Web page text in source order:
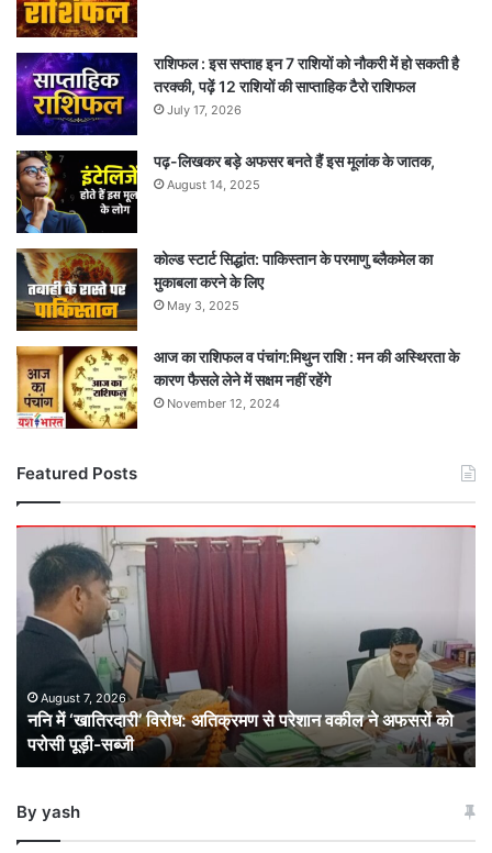
राशिफल : इस सप्ताह इन 7 राशियों को नौकरी में हो सकती है
तरक्की, पढ़ें 12 राशियों की साप्ताहिक टैरो राशिफल
July 17, 2026
पढ़-लिखकर बड़े अफसर बनते हैं इस मूलांक के जातक,
August 14, 2025
कोल्ड स्टार्ट सिद्धांत: पाकिस्तान के परमाणु ब्लैकमेल का
मुकाबला करने के लिए
May 3, 2025
आज का राशिफल व पंचांग:मिथुन राशि : मन की अस्थिरता के
कारण फैसले लेने में सक्षम नहीं रहेंगे
November 12, 2024
Featured Posts
‘खातिरदारी’
विरोध:
अतिक्रमण
वकील
अफसरों
को
पूड़ी-
सब्जी
August 7, 2026
ननि में ‘खातिरदारी’ विरोध: अतिक्रमण से परेशान वकील ने अफसरों को
परोसी पूड़ी-सब्जी
By yash